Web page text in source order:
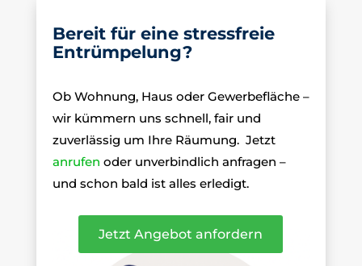
Bereit für eine stressfreie
Entrümpelung?
Ob Wohnung, Haus oder Gewerbefläche –
wir kümmern uns schnell, fair und
zuverlässig um Ihre Räumung. Jetzt
anrufen oder unverbindlich anfragen –
und schon bald ist alles erledigt.
Jetzt Angebot anfordern